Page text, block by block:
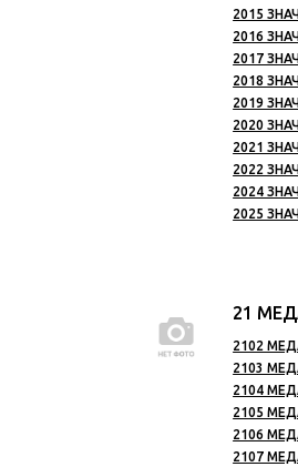
2015
2016
2017
2018
2019
2020
2021
2022
2024
2025
21
2102
2103
2104
2105
2106
2107